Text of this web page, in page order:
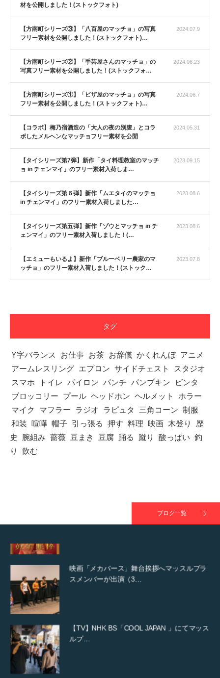
材を公開しました！(ストックフォト)
2024.07.9
【方南町シリーズ③】「八百屋のマッチョ」の写真
フリー素材を公開しました！(ストックフォト)…
2024.06.23
【方南町シリーズ②】「手芸屋さんのマッチョ」の
写真フリー素材を公開しました！(ストックフォ…
2024.06.7
【方南町シリーズ①】「ピザ屋のマッチョ」の写真
フリー素材を公開しました！(ストックフォト)…
2024.05.31
【コラボ】梅乃宿酒造の「大人の夜の別腹」とコラ
ボしたメルヘンなマッチョフリー素材を公開
2023.09.15
【タイシリーズ第7弾】新作「タイ料理教室のマッチ
ョ in チェンマイ」のフリー素材入荷しま…
2023.08.6
【タイシリーズ第６弾】新作「ムエタイのマッチョ
in チェンマイ」のフリー素材入荷しました…
2023.08.6
【タイシリーズ第五弾】新作「ゾウとマッチョ in チ
ェンマイ」のフリー素材入荷しました！(…
2023.07.8
【エミューもいるよ】新作「ブルーベリー農家のマ
ッチョ」のフリー素材入荷しました！(ストック…
タグ
Y字バランス お仕事 お茶 お辞儀 かくれんぼ アニメ
アームレスリング エプロン サイドチェスト
スタジオ
スマホ
トイレ パイロン パンチ パンプキン
ビンタ
ブロッコリー
プール ヘッドホン ヘルメット
ホラー
マイク
マフラー ラジオ ラピュタ 三角コーン 制服
和装
喧嘩 帽子 引っ張る 押す 料理 映画 木登り
歴
史
腕組み 薔薇 豆まき 豆腐 踊る 蹴り 酸っぱい 釣
り
飲む
ブログ一覧
【YouTube】マッチョフリー素材メンバーが
ギネス世界記録…
TOKYO FMラジオ番組「ONE MORNING」
で紹介さ…
NHK「所さん！事件ですよ」に取材されまし
た（6/8放送）